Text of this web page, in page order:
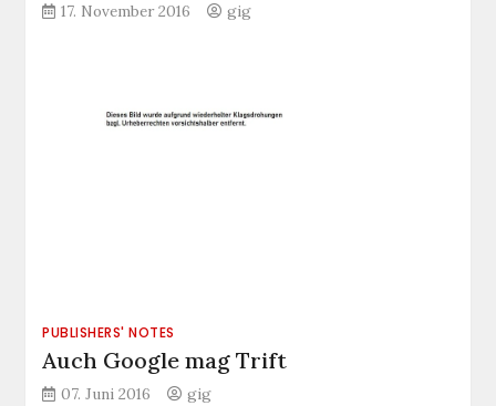
17. November 2016 gig
PUBLISHERS' NOTES
Auch Google mag Trift
07. Juni 2016 gig